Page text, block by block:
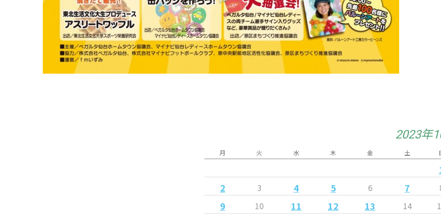
2023年
月 火 水 木 金 土
2
3 4 5 6 7
9 10 11 12 13 14